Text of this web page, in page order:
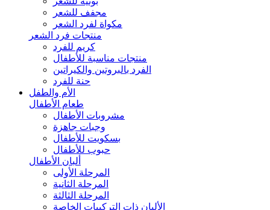
مجفف للشعر
مكواة لفرد الشعر
منتجات فرد الشعر
كريم للفرد
منتجات مناسبة للأطفال
الفرد بالبروتين والكيراتين
حنة للفرد
الأم والطفل
طعام الأطفال
مشروبات الأطفال
وجبات جاهزة
بسكويت للأطفال
حبوب للأطفال
ألبان الأطفال
المرحلة الأولى
المرحلة الثانية
المرحلة الثالثة
الألبان ذات التركيبات الخاصة